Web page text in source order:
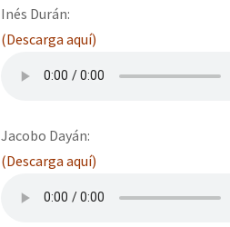
Inés Durán:
(Descarga aquí)
Jacobo Dayán:
(Descarga aquí)